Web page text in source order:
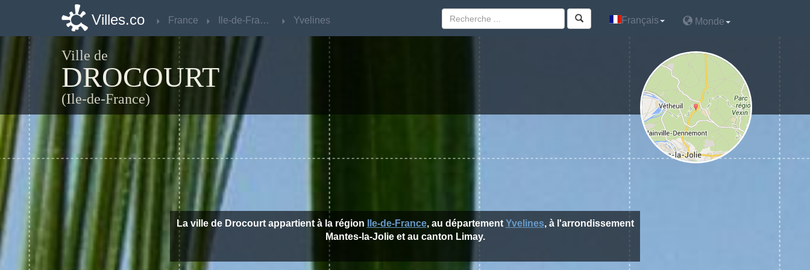
Villes.co France Ile-de-France Yvelines Français Monde
Ville de
DROCOURT
(Ile-de-France)
La ville de Drocourt appartient à la région Ile-de-France, au département Yvelines, à l'arrondissement
Mantes-la-Jolie et au canton Limay.
Villes.co France Ile-de-France Yvelines Français Monde